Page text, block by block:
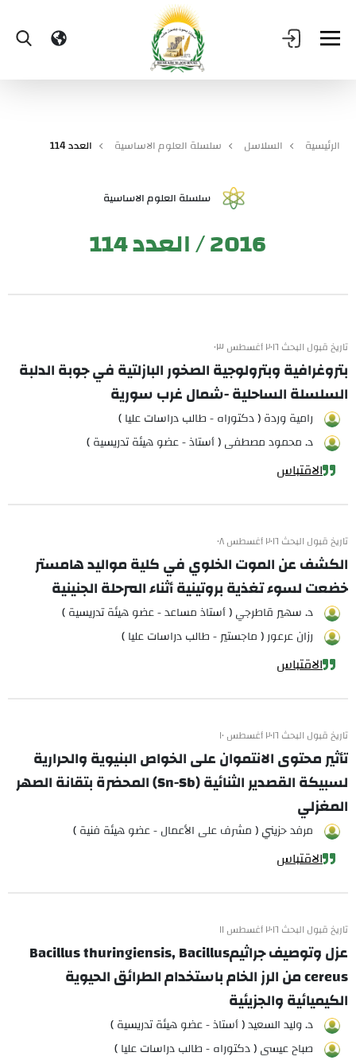
الرئيسية السلاسل سلسلة العلوم الاساسية العدد 114
سلسلة العلوم الاساسية
2016 / العدد 114
تاريخ قبول البحث ٢٠١٦ أغسطس ٠٣
بتروغرافية وبترولوجية الصخور البازلتية في جوبة الدلبة
السلسلة الساحلية -شمال غرب سورية
رامية وردة ( دكتوراه - طالب دراسات عليا )
د. محمود مصطفى ( أستاذ - عضو هيئة تدريسية )
الاقتباس
تاريخ قبول البحث ٢٠١٦ أغسطس ٠٨
الكشف عن الموت الخلوي في كلية مواليد هامستر
خضعت لسوء تغذية بروتينية أثناء المرحلة الجنينية
د. سهير قاطرجي ( أستاذ مساعد - عضو هيئة تدريسية )
رزان عرعور ( ماجستير - طالب دراسات عليا )
الاقتباس
تاريخ قبول البحث ٢٠١٦ أغسطس ١٠
تأثير محتوى الانتموان على الخواص البنيوية والحرارية
لسبيكة القصدير الثنائية (Sn-Sb) المحضرة بتقانة الصهر
المغزلي
مرفد حزيني ( مشرف على الأعمال - عضو هيئة فنية )
الاقتباس
تاريخ قبول البحث ٢٠١٦ أغسطس ١١
عزل وتوصيف جراثيمBacillus thuringiensis, Bacillus
cereus من الرز الخام باستخدام الطرائق الحيوية
الكيميائية والجزيئية
د. وليد السعيد ( أستاذ - عضو هيئة تدريسية )
صباح عيسى ( دكتوراه - طالب دراسات عليا )